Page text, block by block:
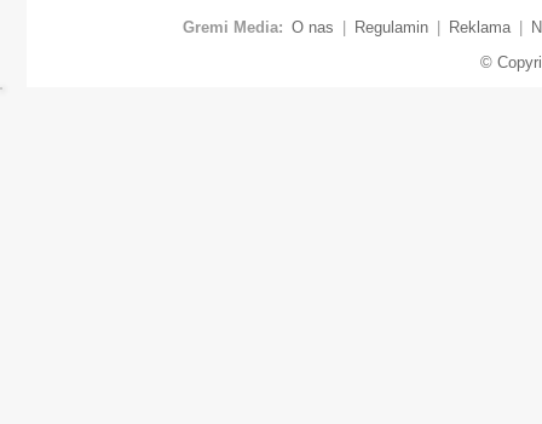
Gremi Media: O nas Regulamin Reklama
©